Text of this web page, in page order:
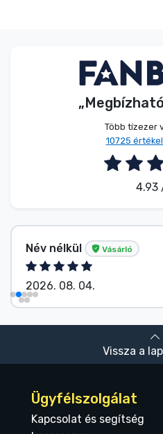
Több tízezer
10725
4.93
Név nélkül Vásárló
2026. 08. 04.
Vissza a
Ügyfélszolgálat
Kapcsolat és segítség